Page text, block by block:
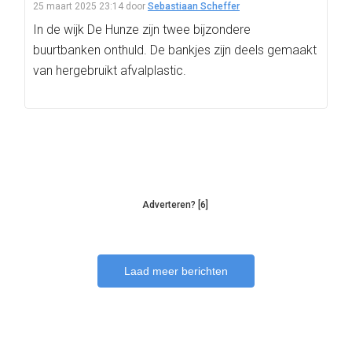
25 maart 2025 23:14 door Sebastiaan Scheffer
In de wijk De Hunze zijn twee bijzondere
buurtbanken onthuld. De bankjes zijn deels gemaakt
van hergebruikt afvalplastic.
Adverteren? [6]
Laad meer berichten